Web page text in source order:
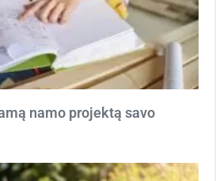
namo projektą savo